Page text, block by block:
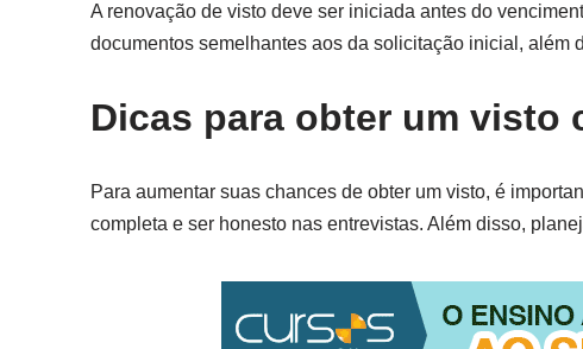
A renovação de visto deve ser iniciada antes do
documentos semelhantes aos da solicitação inicial, além
Dicas para obter um visto
Para aumentar suas chances de obter um visto, é
completa e ser honesto nas entrevistas. Além disso,